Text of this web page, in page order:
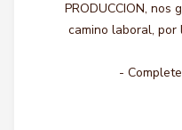
PRODUCCION,
camino laboral,
-